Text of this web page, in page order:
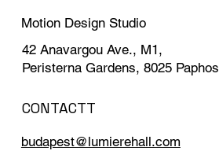
Motion Design Studio
42 Anavargou Ave., M1,
Peristerna Gardens, 8025 Paphos
CONTACTT
budapest@lumierehall.com